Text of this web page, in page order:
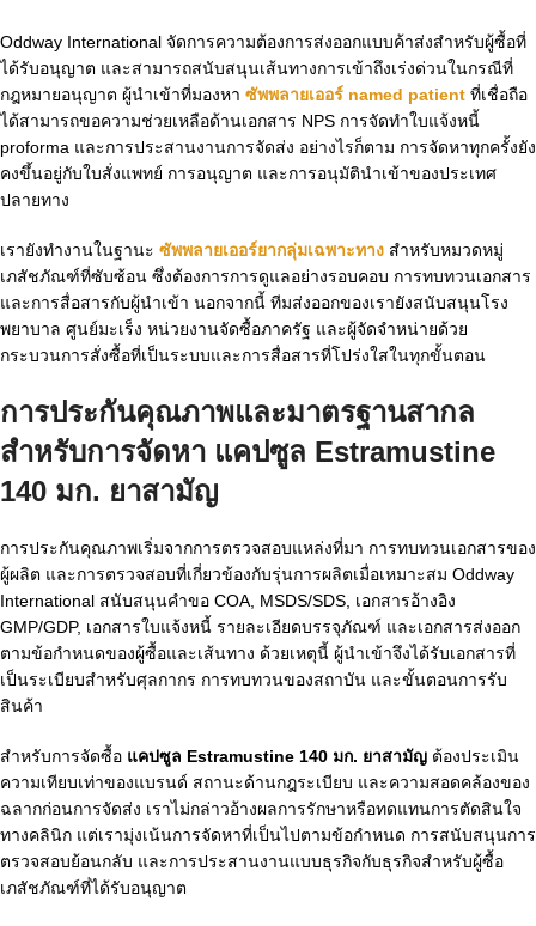
Oddway International จัดการความต้องการส่งออกแบบค้าส่งสำหรับผู้ซื้อที่
ได้รับอนุญาต และสามารถสนับสนุนเส้นทางการเข้าถึงเร่งด่วนในกรณีที่
กฎหมายอนุญาต ผู้นำเข้าที่มองหา ซัพพลายเออร์ named patient ที่เชื่อถือ
ได้สามารถขอความช่วยเหลือด้านเอกสาร NPS การจัดทำใบแจ้งหนี้
proforma และการประสานงานการจัดส่ง อย่างไรก็ตาม การจัดหาทุกครั้งยัง
คงขึ้นอยู่กับใบสั่งแพทย์ การอนุญาต และการอนุมัตินำเข้าของประเทศ
ปลายทาง
เรายังทำงานในฐานะ ซัพพลายเออร์ยากลุ่มเฉพาะทาง สำหรับหมวดหมู่
เภสัชภัณฑ์ที่ซับซ้อน ซึ่งต้องการการดูแลอย่างรอบคอบ การทบทวนเอกสาร
และการสื่อสารกับผู้นำเข้า นอกจากนี้ ทีมส่งออกของเรายังสนับสนุนโรง
พยาบาล ศูนย์มะเร็ง หน่วยงานจัดซื้อภาครัฐ และผู้จัดจำหน่ายด้วย
กระบวนการสั่งซื้อที่เป็นระบบและการสื่อสารที่โปร่งใสในทุกขั้นตอน
การประกันคุณภาพและมาตรฐานสากล
สำหรับการจัดหา แคปซูล Estramustine
140 มก. ยาสามัญ
การประกันคุณภาพเริ่มจากการตรวจสอบแหล่งที่มา การทบทวนเอกสารของ
ผู้ผลิต และการตรวจสอบที่เกี่ยวข้องกับรุ่นการผลิตเมื่อเหมาะสม Oddway
International สนับสนุนคำขอ COA, MSDS/SDS, เอกสารอ้างอิง
GMP/GDP, เอกสารใบแจ้งหนี้ รายละเอียดบรรจุภัณฑ์ และเอกสารส่งออก
ตามข้อกำหนดของผู้ซื้อและเส้นทาง ด้วยเหตุนี้ ผู้นำเข้าจึงได้รับเอกสารที่
เป็นระเบียบสำหรับศุลกากร การทบทวนของสถาบัน และขั้นตอนการรับ
สินค้า
สำหรับการจัดซื้อ แคปซูล Estramustine 140 มก. ยาสามัญ ต้องประเมิน
ความเทียบเท่าของแบรนด์ สถานะด้านกฎระเบียบ และความสอดคล้องของ
ฉลากก่อนการจัดส่ง เราไม่กล่าวอ้างผลการรักษาหรือทดแทนการตัดสินใจ
ทางคลินิก แต่เรามุ่งเน้นการจัดหาที่เป็นไปตามข้อกำหนด การสนับสนุนการ
ตรวจสอบย้อนกลับ และการประสานงานแบบธุรกิจกับธุรกิจสำหรับผู้ซื้อ
เภสัชภัณฑ์ที่ได้รับอนุญาต